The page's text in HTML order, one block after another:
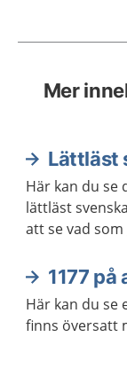
Mer
Lättläst
Här kan du se
lättläst
att se vad
1177 på
Här kan du se
finns översatt